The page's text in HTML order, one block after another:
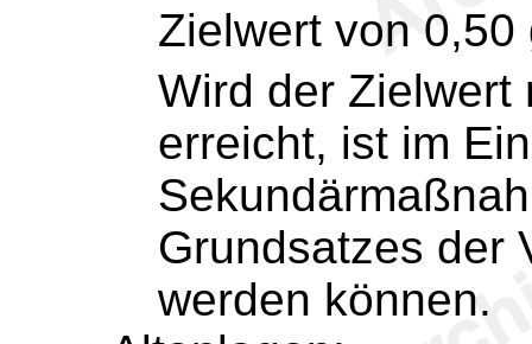
Zielwert von 0,50
Wird der Zielwert
erreicht, ist im
Grundsatzes der
werden können.